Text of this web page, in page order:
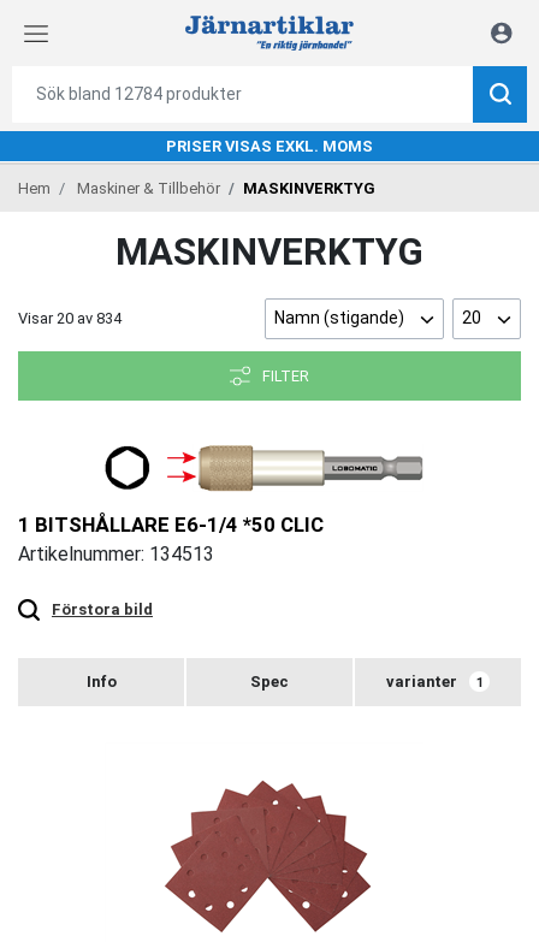
PRISER VISAS EXKL. MOMS
Hem Maskiner & Tillbehör MASKINVERKTYG
MASKINVERKTYG
Visar20 av 834 Namn (stigande) 20
FILTER
1 BITSHÅLLARE E6-1/4 *50 CLIC
Artikelnummer: 134513
Förstora bild
zoom
varianter 1